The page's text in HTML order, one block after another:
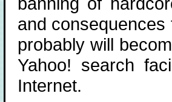
and
probably will
Yahoo! search
Internet.